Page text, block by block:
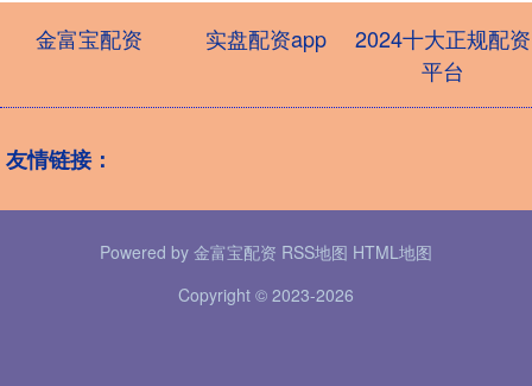
金富宝配资 实盘配资app
2024十大正规配资
平台
友情链接：
Powered by 金富宝配资 RSS地图 HTML地图
Copyright © 2023-2026